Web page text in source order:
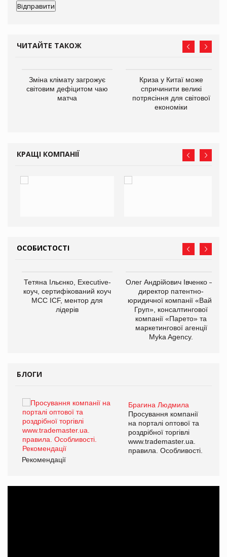
ЧИТАЙТЕ ТАКОЖ
Зміна клімату загрожує
світовим дефіцитом чаю
матча
Криза у Китаї може
спричинити великі
потрясіння для світової
економіки
КРАЩІ КОМПАНІЇ
ОСОБИСТОСТІ
Тетяна Ільєнко, Executive-
коуч, сертифікований коуч
МСС ICF, ментор для
лідерів
Олег Андрійович Івченко —
директор патентно-
юридичної компанії «Вайз
Груп», консалтингової
компанії «Парето» та
маркетингової агенції
Myka Agency.
БЛОГИ
Брагина Людмила
Просування компанії
на порталі оптової та
роздрібної торгівлі
www.trademaster.ua.
правила. Особливості.
Рекомендації